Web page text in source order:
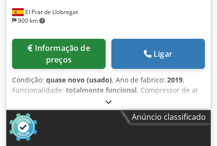
El Prat de Llobregat
900 km
preços
Ligar
Condição: quase novo (usado), Ano de fabrico: 2019,
Funcionalidade: totalmente funcional, Compressor de ar
industrial Atlas Copco ZA5 VSD, com tecnologia de
velocidade variável (VSD) e produção de ar totalmente
isenta de óleo, certificado ISO 8573-1 Classe 0. Cjdpfx
Anoznaxao Torf Dados técnicos: • Fabricante: Atlas Copco •
Modelo: ZA5 VSD • Ano de fabricação: 2019 • Potência
Anúncio classificado